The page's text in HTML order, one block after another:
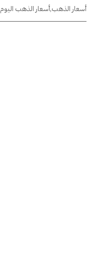
أسعار الذهب,أسعار الذهب اليوم